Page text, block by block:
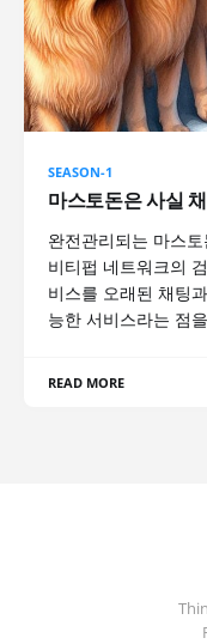
SEASON-1
마스토돈은 사실
완전관리되는 마스
비티펍 네트워크의
비스를 오래된 채팅
능한 서비스라는 점
READ MORE